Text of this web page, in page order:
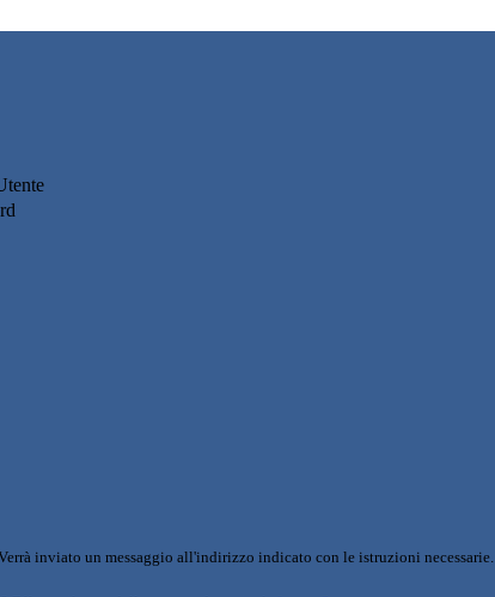
inviato un messaggio all'indirizzo indicato con le istruzioni necessarie.